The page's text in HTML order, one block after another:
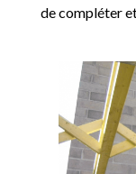
de compléter